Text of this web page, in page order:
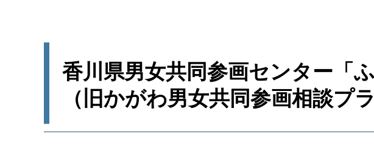
香川県男女共同参画センター「
（旧かがわ男女共同参画相談プラ